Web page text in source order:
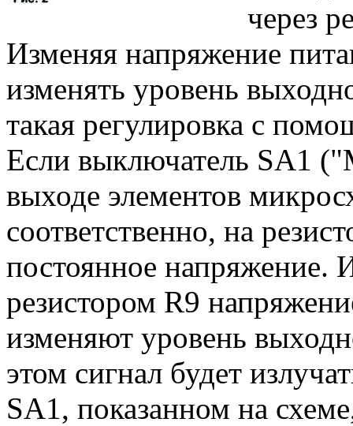
через
Изменяя напряжение
изменять уровень
такая регулировка с
Если выключатель SA1
выходе элементов
соответственно, на
постоянное напряжение.
резистором R9
изменяют уровень
этом сигнал будет
SA1, показанном на